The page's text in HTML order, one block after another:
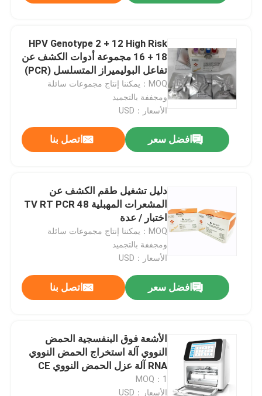
منتجات
أشرطة فيديو
HPV Genotype 2 + 12 High Risk
16 + 18 مجموعة أدوات الكشف عن
تفاعل البوليميراز المتسلسل (PCR)
متوسطة الخطورة مجففة بالتبريد
MOQ：يمكننا إنتاج مجموعات سائلة
ومجففة بالتجميد
الأسعار：USD
افضل سعر اتصل بنا
دليل تشغيل طقم الكشف عن
المشعرات المهبلية TV RT PCR 48
اختبار / عدة
MOQ：يمكننا إنتاج مجموعات سائلة
ومجففة بالتجميد
الأسعار：USD
افضل سعر اتصل بنا
الأشعة فوق البنفسجية الحمض
النووي آلة استخراج الحمض النووي
RNA آلة عزل الحمض النووي CE
MOQ：1
الأسعار：USD